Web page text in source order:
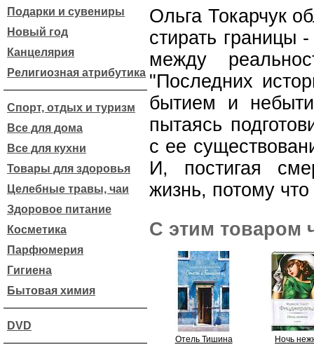
Подарки и сувениры
Новый год
Канцелярия
Религиозная атрибутика
Спорт, отдых и туризм
Все для дома
Все для кухни
Товары для здоровья
Целебные травы, чаи
Здоровое питание
Косметика
Парфюмерия
Гигиена
Бытовая химия
DVD
Ольга Токарчук
стирать границы
между
"Последних
бытием и
пытаясь
с ее
И, постигая
жизнь, потому
С этим товаром
Отель Тишина Ночь